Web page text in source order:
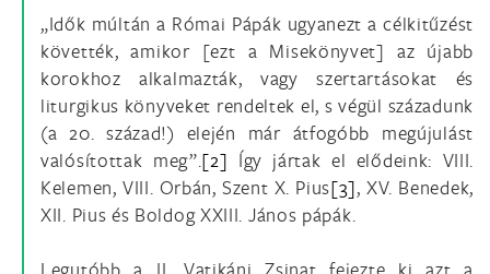
„Idők múltán a Római Pápák ugyanezt a célkitűzést
követték, amikor [ezt a Misekönyvet] az újabb
korokhoz alkalmazták, vagy szertartásokat és
liturgikus könyveket rendeltek el, s végül századunk
(a 20. század!) elején már átfogóbb megújulást
valósítottak meg”.[2] Így jártak el elődeink: VIII.
Kelemen, VIII. Orbán, Szent X. Pius[3], XV. Benedek,
XII. Pius és Boldog XXIII. János pápák.